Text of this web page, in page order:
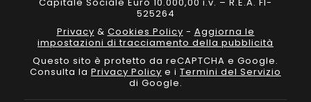
525264
Privacy & Cookies Policy - Aggiorna le
impostazioni di tracciamento della pubblicità
Questo sito è protetto da reCAPTCHA e Google.
Consulta la Privacy Policy e i Termini del Servizio
di Google.